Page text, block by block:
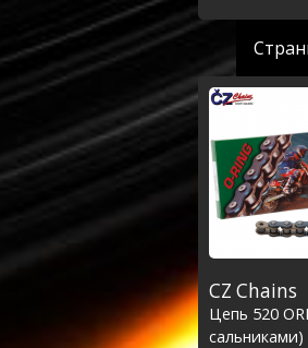
CZ Chains
Цепь 520
сальниками)